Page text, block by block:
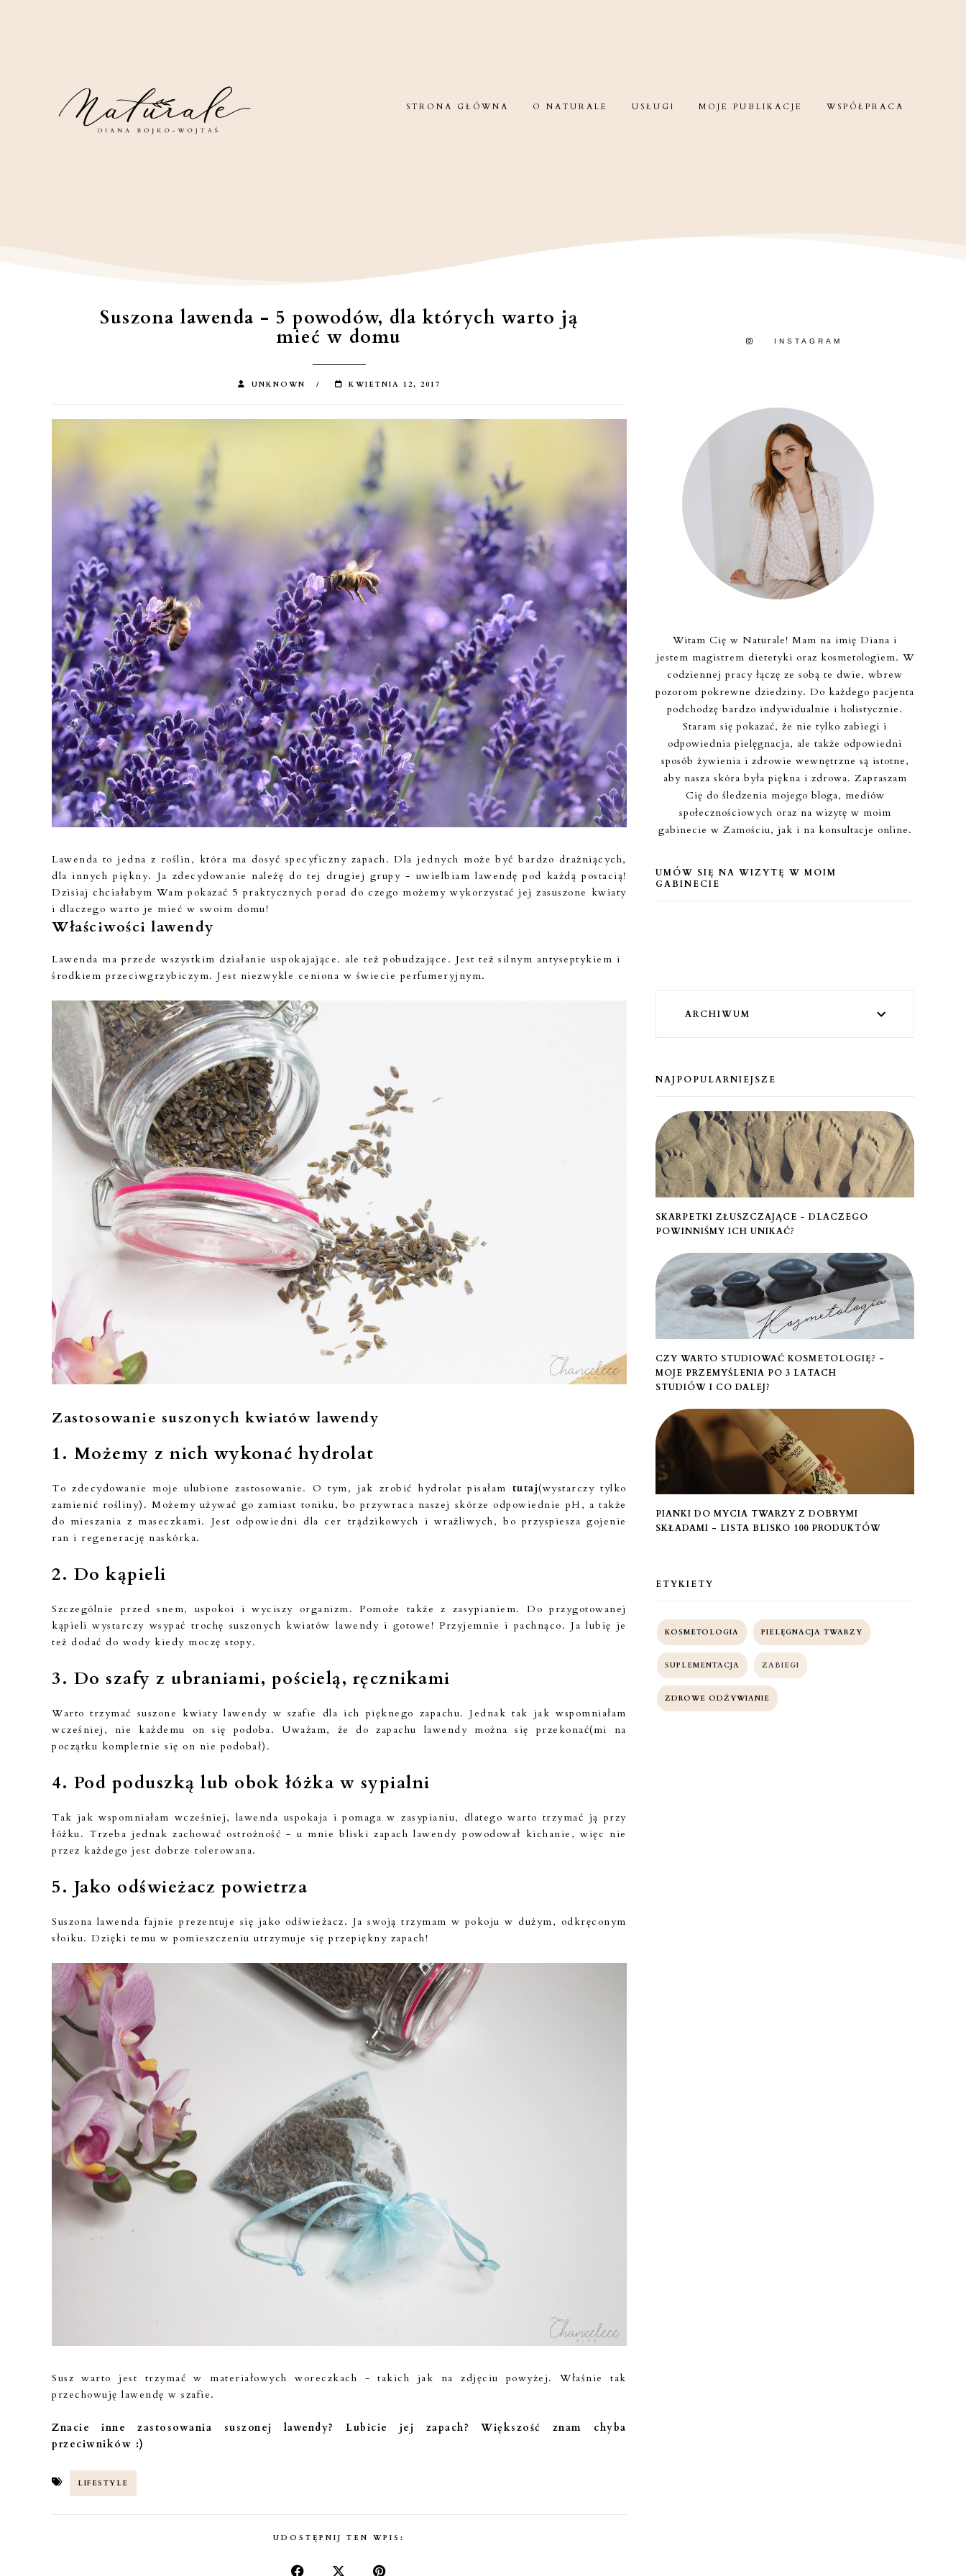
STRONA GŁÓWNA O NATURALE USŁUGI MOJE PUBLIKACJE WSPÓŁPRACA
Suszona lawenda - 5 powodów, dla których warto ją
mieć w domu
UNKNOWN KWIETNIA 12, 2017
Lawenda to jedna z roślin, która ma dosyć specyficzny zapach. Dla jednych może być bardzo drażniących,
dla innych piękny. Ja zdecydowanie należę do tej drugiej grupy - uwielbiam lawendę pod każdą postacią!
Dzisiaj chciałabym Wam pokazać 5 praktycznych porad do czego możemy wykorzystać jej zasuszone kwiaty
i dlaczego warto je mieć w swoim domu!
Właściwości lawendy
Lawenda ma przede wszystkim działanie uspokajające. ale też pobudzające. Jest też silnym antyseptykiem i
środkiem przeciwgrzybiczym. Jest niezwykle ceniona w świecie perfumeryjnym.
Zastosowanie suszonych kwiatów lawendy
1. Możemy z nich wykonać hydrolat
To zdecydowanie moje ulubione zastosowanie. O tym, jak zrobić hydrolat pisałam tutaj(wystarczy tylko
zamienić rośliny). Możemy używać go zamiast toniku, bo przywraca naszej skórze odpowiednie pH, a także
do mieszania z maseczkami. Jest odpowiedni dla cer trądzikowych i wrażliwych, bo przyspiesza gojenie
ran i regenerację naskórka.
2. Do kąpieli
Szczególnie przed snem, uspokoi i wyciszy organizm. Pomoże także z zasypianiem. Do przygotowanej
kąpieli wystarczy wsypać trochę suszonych kwiatów lawendy i gotowe! Przyjemnie i pachnąco. Ja lubię je
też dodać do wody kiedy moczę stopy.
3. Do szafy z ubraniami, pościelą, ręcznikami
Warto trzymać suszone kwiaty lawendy w szafie dla ich pięknego zapachu. Jednak tak jak wspomniałam
wcześniej, nie każdemu on się podoba. Uważam, że do zapachu lawendy można się przekonać(mi na
początku kompletnie się on nie podobał).
4. Pod poduszką lub obok łóżka w sypialni
Tak jak wspomniałam wcześniej, lawenda uspokaja i pomaga w zasypianiu, dlatego warto trzymać ją przy
łóżku. Trzeba jednak zachować ostrożność - u mnie bliski zapach lawendy powodował kichanie, więc nie
przez każdego jest dobrze tolerowana.
5. Jako odświeżacz powietrza
Suszona lawenda fajnie prezentuje się jako odświeżacz. Ja swoją trzymam w pokoju w dużym, odkręconym
słoiku. Dzięki temu w pomieszczeniu utrzymuje się przepiękny zapach!
Susz warto jest trzymać w materiałowych woreczkach - takich jak na zdjęciu powyżej. Właśnie tak
przechowuję lawendę w szafie.
Znacie inne zastosowania suszonej lawendy? Lubicie jej zapach? Większość znam chyba
przeciwników :)
LIFESTYLE
UDOSTĘPNIJ TEN WPIS:
INSTAGRAM
Witam Cię w Naturale! Mam na imię Diana i
jestem magistrem dietetyki oraz kosmetologiem. W
codziennej pracy łączę ze sobą te dwie, wbrew
pozorom pokrewne dziedziny. Do każdego pacjenta
podchodzę bardzo indywidualnie i holistycznie.
Staram się pokazać, że nie tylko zabiegi i
odpowiednia pielęgnacja, ale także odpowiedni
sposób żywienia i zdrowie wewnętrzne są istotne,
aby nasza skóra była piękna i zdrowa. Zapraszam
Cię do śledzenia mojego bloga, mediów
społecznościowych oraz na wizytę w moim
gabinecie w Zamościu, jak i na konsultacje online.
UMÓW SIĘ NA WIZYTĘ W MOIM
GABINECIE
ARCHIWUM
NAJPOPULARNIEJSZE
SKARPETKI ZŁUSZCZAJĄCE - DLACZEGO
POWINNIŚMY ICH UNIKAĆ?
CZY WARTO STUDIOWAĆ KOSMETOLOGIĘ? -
MOJE PRZEMYŚLENIA PO 3 LATACH
STUDIÓW I CO DALEJ?
PIANKI DO MYCIA TWARZY Z DOBRYMI
SKŁADAMI - LISTA BLISKO 100 PRODUKTÓW
ETYKIETY
KOSMETOLOGIA PIELĘGNACJA TWARZY
SUPLEMENTACJA ZABIEGI
ZDROWE ODŻYWIANIE